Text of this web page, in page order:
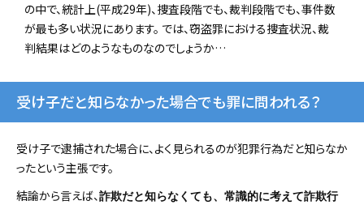
の中で、統計上(平成29年)、捜査段階でも、裁判段階でも、事件数
が最も多い状況にあります。 では、窃盗罪における捜査状況、裁
判結果はどのようなものなのでしょうか…
受け子だと知らなかった場合でも罪に問われる？
受け子で逮捕された場合に、よく見られるのが犯罪行為だと知らなか
ったという主張です。
結論から言えば、詐欺だと知らなくても、常識的に考えて詐欺行